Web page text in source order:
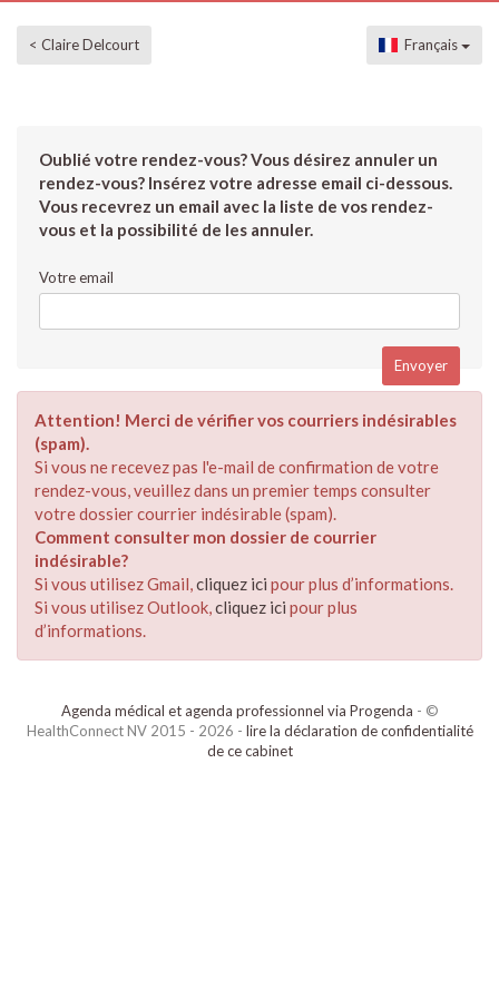
< Claire Delcourt Français
Oublié votre rendez-vous? Vous désirez annuler un
rendez-vous? Insérez votre adresse email ci-dessous.
Vous recevrez un email avec la liste de vos rendez-
vous et la possibilité de les annuler.
Votre email
Attention! Merci de vérifier vos courriers indésirables
(spam).
Si vous ne recevez pas l'e-mail de confirmation de votre
rendez-vous, veuillez dans un premier temps consulter
votre dossier courrier indésirable (spam).
Comment consulter mon dossier de courrier
indésirable?
Si vous utilisez Gmail,cliquez ici pour plus d’informations.
Si vous utilisez Outlook,cliquez ici pour plus
d’informations.
Agenda médical et agenda professionnel via Progenda - ©
HealthConnect NV 2015 - 2026 - lire la déclaration de confidentialité
de ce cabinet